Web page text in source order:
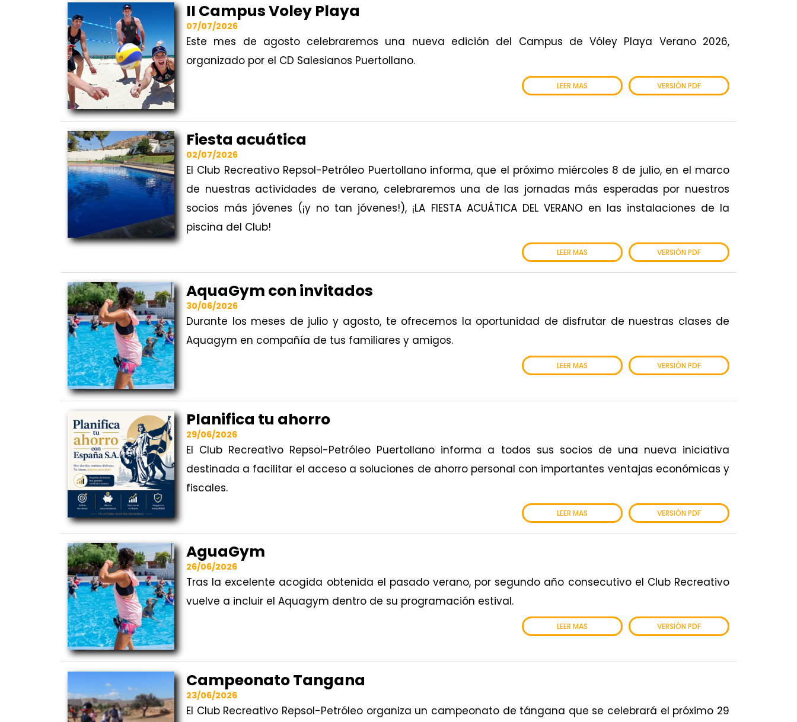
II Campus Voley Playa
07/07/2026
Este mes de agosto celebraremos una nueva edición del Campus de Vóley Playa Verano 2026,
organizado por el CD Salesianos Puertollano.
VERSIÓN PDF
LEER MAS
Fiesta acuática
02/07/2026
El Club Recreativo Repsol-Petróleo Puertollano informa, que el próximo miércoles 8 de julio, en el marco
de nuestras actividades de verano, celebraremos una de las jornadas más esperadas por nuestros
socios más jóvenes (¡y no tan jóvenes!), ¡LA FIESTA ACUÁTICA DEL VERANO en las instalaciones de la
piscina del Club!
VERSIÓN PDF
LEER MAS
AquaGym con invitados
30/06/2026
Durante los meses de julio y agosto, te ofrecemos la oportunidad de disfrutar de nuestras clases de
Aquagym en compañía de tus familiares y amigos.
VERSIÓN PDF
LEER MAS
Planifica tu ahorro
29/06/2026
El Club Recreativo Repsol-Petróleo Puertollano informa a todos sus socios de una nueva iniciativa
destinada a facilitar el acceso a soluciones de ahorro personal con importantes ventajas económicas y
fiscales.
VERSIÓN PDF
LEER MAS
AguaGym
26/06/2026
Tras la excelente acogida obtenida el pasado verano, por segundo año consecutivo el Club Recreativo
vuelve a incluir el Aquagym dentro de su programación estival.
VERSIÓN PDF
LEER MAS
Campeonato Tangana
23/06/2026
El Club Recreativo Repsol-Petróleo organiza un campeonato de tángana que se celebrará el próximo 29